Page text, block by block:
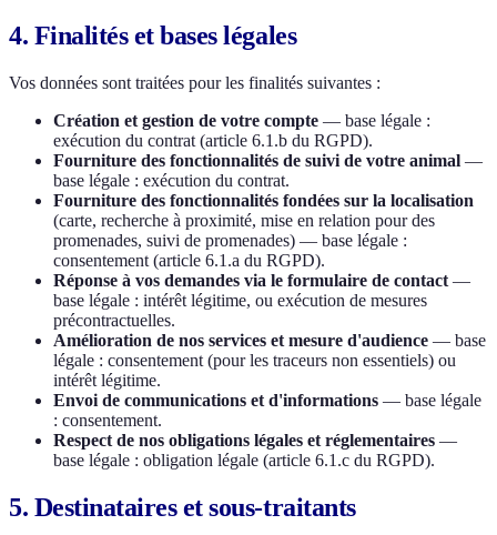
4. Finalités et bases légales
Vos données sont traitées pour les finalités suivantes :
Création et gestion de votre compte — base légale :
exécution du contrat (article 6.1.b du RGPD).
Fourniture des fonctionnalités de suivi de votre animal —
base légale : exécution du contrat.
Fourniture des fonctionnalités fondées sur la localisation
(carte, recherche à proximité, mise en relation pour des
promenades, suivi de promenades) — base légale :
consentement (article 6.1.a du RGPD).
Réponse à vos demandes via le formulaire de contact —
base légale : intérêt légitime, ou exécution de mesures
précontractuelles.
Amélioration de nos services et mesure d'audience — base
légale : consentement (pour les traceurs non essentiels) ou
intérêt légitime.
Envoi de communications et d'informations — base légale
: consentement.
Respect de nos obligations légales et réglementaires —
base légale : obligation légale (article 6.1.c du RGPD).
5. Destinataires et sous-traitants